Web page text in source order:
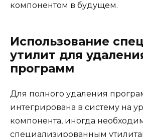
компонентом в будущем.
Использование
утилит для
программ
Для полного удаления
интегрирована в систему на
компонента, иногда
специализированным